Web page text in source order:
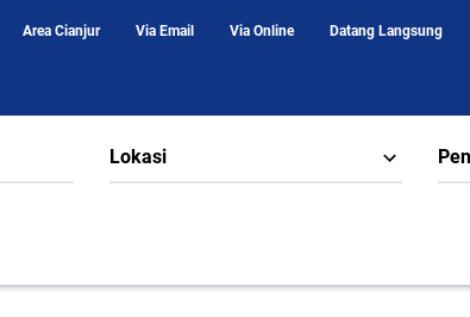
Area Cianjur Via Email Via Online Datang Langsung
Lokasi